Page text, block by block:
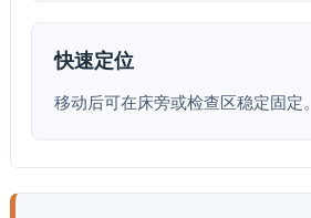
快速定位
移动后可在床旁或检查区稳定固定。